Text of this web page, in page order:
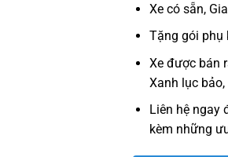
Xe có sẵn,
Tặng gói phụ
Xe được bán
Xanh lục
Liên hệ ngay
kèm những